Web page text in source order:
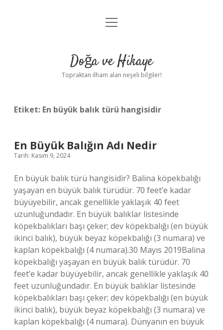
Anasayfa
Yasal Uyarı
menüyü
Doğa ve Hikaye
Topraktan ilham alan neşeli bilgiler!
Etiket: En büyük balık türü hangisidir
En Büyük Balığın Adı Nedir
Tarih: Kasım 9, 2024
En büyük balık türü hangisidir? Balina köpekbalığı
yaşayan en büyük balık türüdür. 70 feet’e kadar
büyüyebilir, ancak genellikle yaklaşık 40 feet
uzunluğundadır. En büyük balıklar listesinde
köpekbalıkları başı çeker; dev köpekbalığı (en büyük
ikinci balık), büyük beyaz köpekbalığı (3 numara) ve
kaplan köpekbalığı (4 numara).30 Mayıs 2019Balina
köpekbalığı yaşayan en büyük balık türüdür. 70
feet’e kadar büyüyebilir, ancak genellikle yaklaşık 40
feet uzunluğundadır. En büyük balıklar listesinde
köpekbalıkları başı çeker; dev köpekbalığı (en büyük
ikinci balık), büyük beyaz köpekbalığı (3 numara) ve
kaplan köpekbalığı (4 numara). Dünyanın en büyük